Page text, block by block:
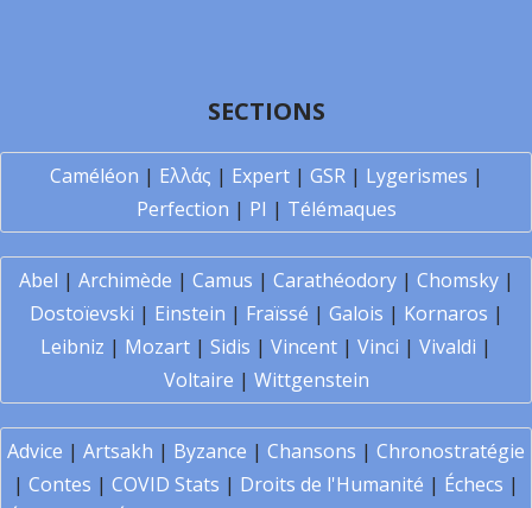
SECTIONS
Caméléon | Ελλάς | Expert| GSR| Lygerismes |
Perfection | PI | Télémaques
Abel | Archimède | Camus | Carathéodory| Chomsky|
Dostoïevski | Einstein | Fraïssé | Galois | Kornaros |
Leibniz | Mozart | Sidis | Vincent | Vinci | Vivaldi |
Voltaire | Wittgenstein
Advice | Artsakh | Byzance | Chansons | Chronostratégie
| Contes | COVID Stats | Droits de l'Humanité | Échecs |